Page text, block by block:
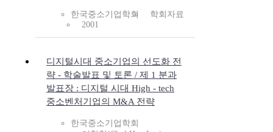
한국중소기업학회
학회자료
2001
디지털시대 중소기업의 선도화 전
략 - 학술발표 및 토론 / 제 1 분과
발표장 : 디지털 시대 High - tech
중소벤처기업의 M&A 전략
한국중소기업학회